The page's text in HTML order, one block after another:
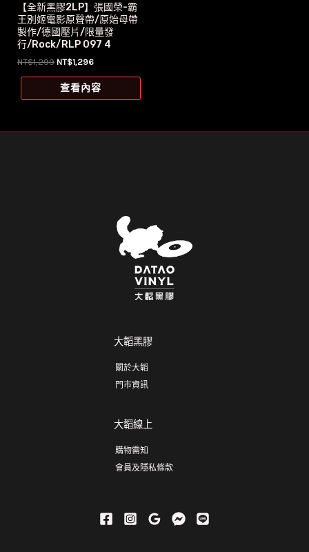
【全新黑膠2LP】張國榮-霸
王別姬電影原聲帶/原始母帶
製作/德國壓片/限量發
行/Rock/RLP 097 4
NT$1,299 原
價
格：
NT$1,296目
價
格：
查看內容
大韜黑膠
關於大韜
門市資訊
大韜線上
購物需知
會員及隱私條款